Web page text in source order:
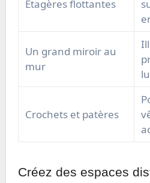
Étagères flottantes
Un grand miroir au
mur
Crochets et patères
Créez des espaces